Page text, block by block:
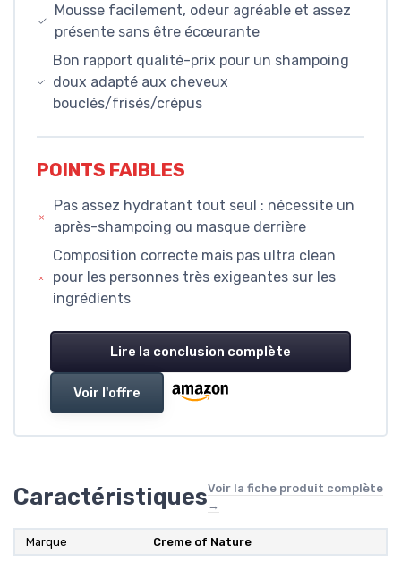
Mousse facilement, odeur agréable et assez
présente sans être écœurante
Bon rapport qualité-prix pour un shampoing
doux adapté aux cheveux
bouclés/frisés/crépus
POINTS FAIBLES
Pas assez hydratant tout seul : nécessite un
après-shampoing ou masque derrière
Composition correcte mais pas ultra clean
pour les personnes très exigeantes sur les
ingrédients
Lire la conclusion complète
Voir l'offre
CaractéristiquesVoir la fiche produit complète
→
Marque Creme of Nature